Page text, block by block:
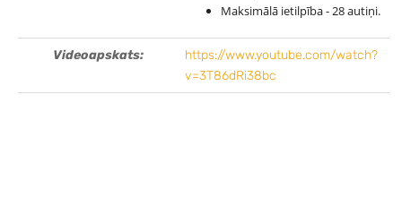
Maksimālā ietilpība - 28 autiņi.
Videoapskats:
https://www.youtube.com/watch?
v=3T86dRi38bc